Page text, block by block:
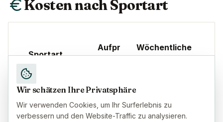
Kosten nach Sportart
Sportart
Aufpr
Wöchentliche
Skifahren
(Piste)
+15-
25%
Wir schätzen Ihre Privatsphäre
Wir verwenden Cookies, um Ihr Surferlebnis zu
verbessern und den Website-Traffic zu analysieren.